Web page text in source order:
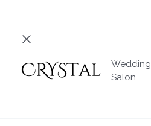
content
Wedding
Salon